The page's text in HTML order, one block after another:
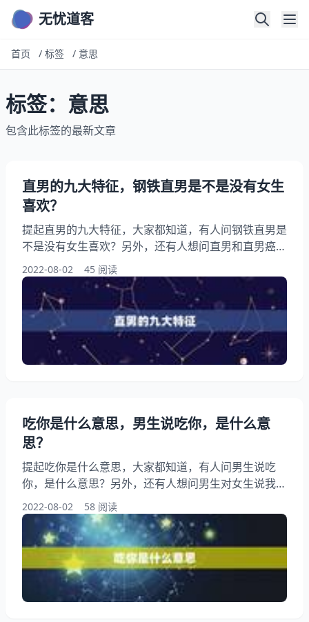
无忧道客
首页 / 标签 / 意思
标签：意思
包含此标签的最新文章
直男的九大特征，钢铁直男是不是没有女生
喜欢？
提起直男的九大特征，大家都知道，有人问钢铁直男是
不是没有女生喜欢？另外，还有人想问直男和直男癌的
区别 直男癌的九大特征，你知道这是怎么回事？其实
直男癌恋爱中的行为表现九大特征 直男癌喜欢什么样
的，下面就一起来看看钢铁直男是不是没有女生喜欢？
希望能够帮助到大家！ 直男的九大特征 1、钢铁直男
是不是没有女生喜欢？ 单身的男人都很是羡慕周围那
些甜蜜恋爱中的情侣，渴望自己也可以遇到一个情投意
合的姑娘
2022-08-02 45 阅读
吃你是什么意思，男生说吃你，是什么意
思？
提起吃你是什么意思，大家都知道，有人问男生说吃
你，是什么意思？另外，还有人想问男生对女生说我要
吃了你，什么意思，你知道这是怎么回事？其实吃你是
什么意思，下面就一起来看看男生说吃你，是什么意
思？希望能够帮助到大家！ 吃你是什么意思 1、男生
说吃你，是什么意思？ 的说就ML情侣之间说吃了你是
什么意思。 2、男生对女生说我要吃了你，什么意思
男人可能是被你的魅力吸引，他说这句话的时候肯定是
对你有欲望的
2022-08-02 58 阅读